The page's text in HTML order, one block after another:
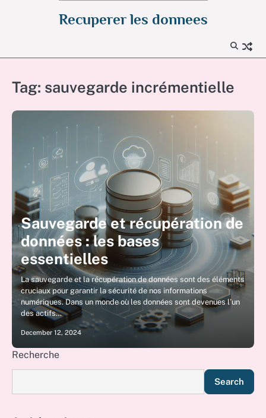
Recuperer les donnees
Tag: sauvegarde incrémentielle
Sauvegarde et récupération de
données : les bases
essentielles
La sauvegarde et la récupération de données sont des éléments
cruciaux pour garantir la sécurité de nos informations
numériques. Dans un monde où les données sont devenues l’un
des actifs…
December 12, 2024
Recherche
Search